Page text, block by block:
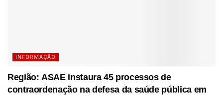
INFORMAÇÃO
Região: ASAE instaura 45 processos de
contraordenação na defesa da saúde pública em